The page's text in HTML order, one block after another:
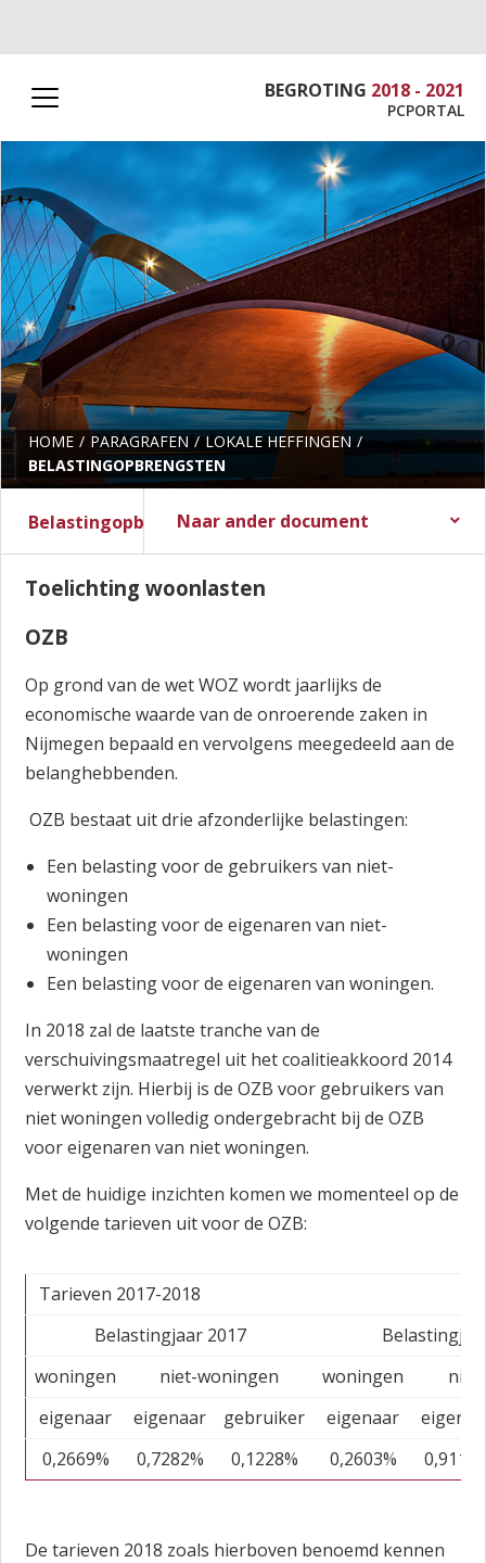
BEGROTING 2018 - 2021
PCPORTAL
HOME PARAGRAFEN
LOKALE HEFFINGEN
BELASTINGOPBRENGSTEN
Naar ander document
Stadsbegroting 2017
Stadsrekening 2016
Belastingopbrengsten
Toelichting woonlasten
OZB
Op grond van de wet WOZ wordt jaarlijks de
economische waarde van de onroerende zaken in
Nijmegen bepaald en vervolgens meegedeeld aan de
belanghebbenden.
OZB bestaat uit drie afzonderlijke belastingen:
Een belasting voor de gebruikers van niet-
woningen
Een belasting voor de eigenaren van niet-
woningen
Een belasting voor de eigenaren van woningen.
In 2018 zal de laatste tranche van de
verschuivingsmaatregel uit het coalitieakkoord 2014
verwerkt zijn. Hierbij is de OZB voor gebruikers van
niet woningen volledig ondergebracht bij de OZB
voor eigenaren van niet woningen.
Met de huidige inzichten komen we momenteel op de
volgende tarieven uit voor de OZB:
Tarieven 2017-2018
Belastingjaar 2017
woningen
niet-woningen woningen
eigenaar
eigenaar gebruiker eigenaar
0,2669%
0,7282% 0,1228% 0,2603%
De tarieven 2018 zoals hierboven benoemd kennen